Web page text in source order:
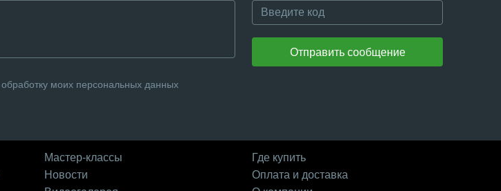
Отправить сообщение
моих персональных данных
Мастер-классы
Новости
Где купить
Оплата и доставка